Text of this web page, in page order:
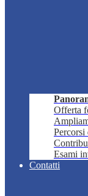
Offerta
Percorsi
Esami
Contatti